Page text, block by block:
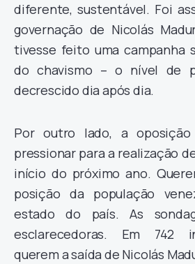
diferente, sustentável. Foi
governação de Nicolás
tivesse feito uma campanha
do chavismo – o nível de
decrescido dia após dia.
Por outro lado, a
pressionar para a realização
início do próximo ano.
posição da população
estado do país. As
esclarecedoras. Em 742
querem a saída de Nicolás